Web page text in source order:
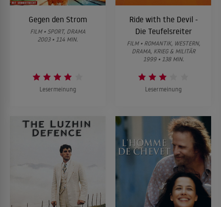
Gegen den Strom
FILM • SPORT, DRAMA
2003 • 114 MIN.
Lesermeinung
Ride with the Devil -
Die Teufelsreiter
FILM • ROMANTIK, WESTERN,
DRAMA, KRIEG & MILITÄR
1999 • 138 MIN.
Lesermeinung